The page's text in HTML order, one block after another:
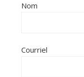
Nom
Courriel